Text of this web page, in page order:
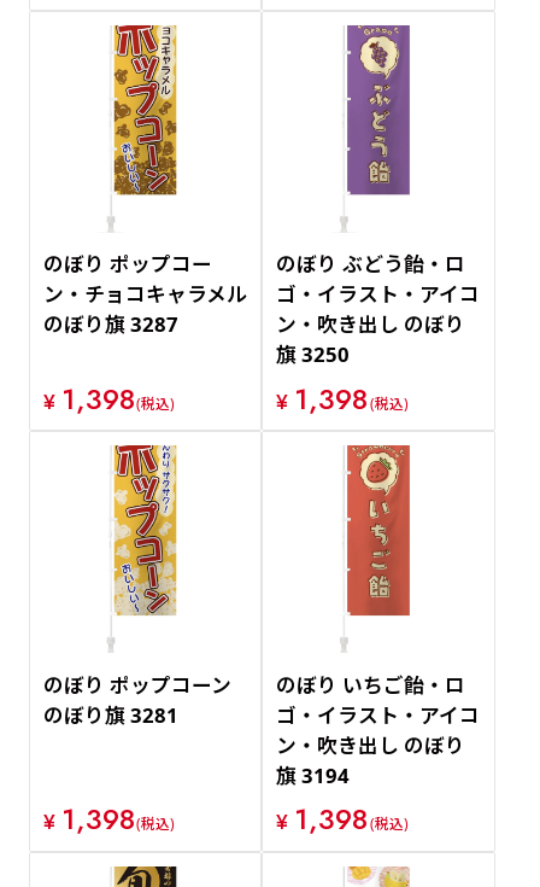
のぼり ポップコー
ン・チョコキャラメル
のぼり旗 3287
¥ 1,398(税込)
のぼり ぶどう飴・ロ
ゴ・イラスト・アイコ
ン・吹き出し のぼり
旗 3250
¥ 1,398(税込)
のぼり ポップコーン
のぼり旗 3281
¥ 1,398(税込)
のぼり いちご飴・ロ
ゴ・イラスト・アイコ
ン・吹き出し のぼり
旗 3194
¥ 1,398(税込)